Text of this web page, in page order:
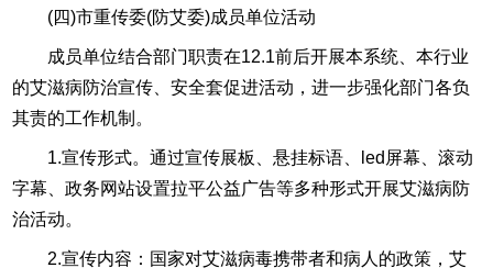
(四)市重传委(防艾委)成员单位活动
成员单位结合部门职责在12.1前后开展本系统、本行业
的艾滋病防治宣传、安全套促进活动，进一步强化部门各负
其责的工作机制。
1.宣传形式。通过宣传展板、悬挂标语、led屏幕、滚动
字幕、政务网站设置拉平公益广告等多种形式开展艾滋病防
治活动。
2.宣传内容：国家对艾滋病毒携带者和病人的政策，艾